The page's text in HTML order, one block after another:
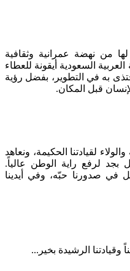
نهضة عمرانية وثقافية
السعودية أيقونة للعطاء
به في التطوير، بفضل رؤية
قبل المكان.
لقيادتنا الحكيمة، ونعاهد
لرفع راية الوطن عالياً.
صدورنا حبّه، وفي أيدينا
الرشيدة بخير...​